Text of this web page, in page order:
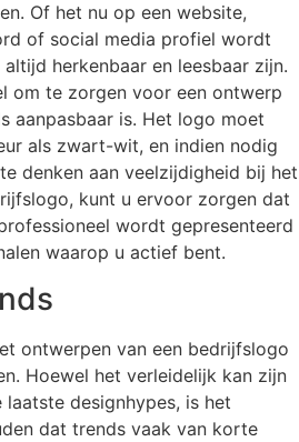
Of het nu op een website,
of social media profiel wordt
herkenbaar en leesbaar zijn.
om te zorgen voor een ontwerp
aanpasbaar is. Het logo moet
als zwart-wit, en indien nodig
denken aan veelzijdigheid bij het
kunt u ervoor zorgen dat
wordt gepresenteerd
waarop u actief bent.
ontwerpen van een bedrijfslogo
Hoewel het verleidelijk kan zijn
designhypes, is het
dat trends vaak van korte